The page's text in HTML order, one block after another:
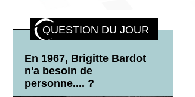
QUESTION DU JOUR
En 1967, Brigitte Bardot
n'a besoin de
personne.... ?